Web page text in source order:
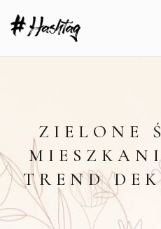
ZIELONE
TREND